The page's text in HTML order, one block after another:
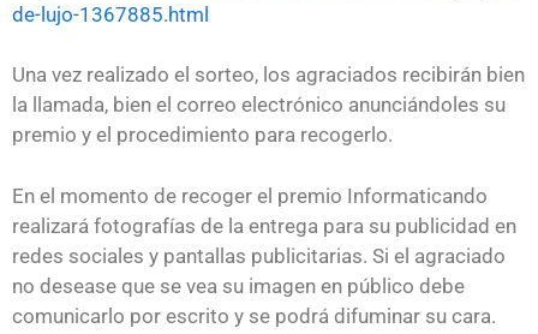
de-lujo-1367885.html
Una vez realizado el sorteo, los agraciados recibirán bien
la llamada, bien el correo electrónico anunciándoles su
premio y el procedimiento para recogerlo.
En el momento de recoger el premio Informaticando
realizará fotografías de la entrega para su publicidad en
redes sociales y pantallas publicitarias. Si el agraciado
no desease que se vea su imagen en público debe
comunicarlo por escrito y se podrá difuminar su cara.